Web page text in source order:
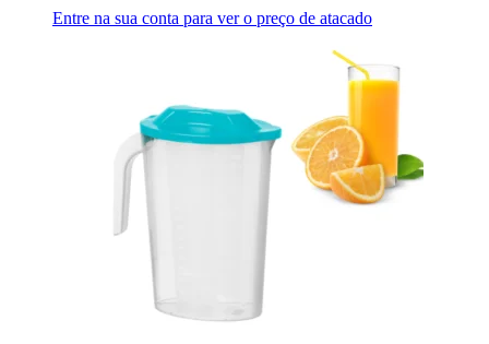
Entre na sua conta para ver o preço de atacado